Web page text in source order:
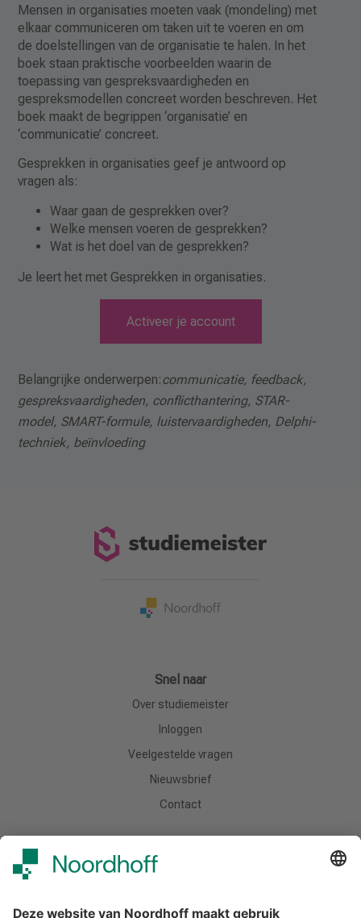
Mensen in organisaties moeten vaak (mondeling) met
elkaar communiceren om taken uit te voeren en om
de doelstellingen van de organisatie te halen. In het
boek staan praktische voorbeelden waarin de
toepassing van gespreksvaardigheden en
gespreksmodellen concreet worden beschreven. Het
boek maakt de begrippen ‘organisatie’ en
‘communicatie’ concreet.
Gesprekken in organisaties geef je antwoord op
vragen als:
Waar gaan de gesprekken over?
Welke mensen voeren de gesprekken?
Wat is het doel van de gesprekken?
Je leert het met Gesprekken in organisaties.
Activeer je account
Belangrijke onderwerpen:communicatie, feedback,
gespreksvaardigheden, conflicthantering, STAR-
model, SMART-formule, luistervaardigheden, Delphi-
techniek, beïnvloeding
Snel naar
Over studiemeister
Inloggen
Veelgestelde vragen
Nieuwsbrief
Contact
Meer van Noordhoff